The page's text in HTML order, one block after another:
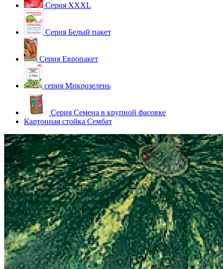
Серия XXXL
Серия Белый пакет
Серия Европакет
серия Микрозелень
Серия Семена в крупной фасовке
Картонная стойка Сембат